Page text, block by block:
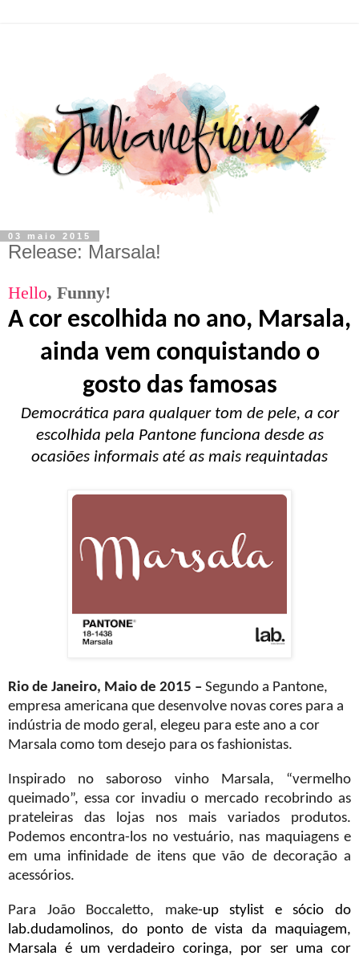
03 maio 2015
Release: Marsala!
Hello, Funny!
A cor escolhida no ano, Marsala,
ainda vem conquistando o
gosto das famosas
Democrática para qualquer tom de pele, a cor
escolhida pela Pantone funciona desde as
ocasiões informais até as mais requintadas
Rio de Janeiro, Maio de 2015 – Segundo a Pantone,
empresa americana que desenvolve novas cores para a
indústria de modo geral, elegeu para este ano a cor
Marsala como tom desejo para os fashionistas.
Inspirado no saboroso vinho Marsala, “vermelho
queimado”, essa cor invadiu o mercado recobrindo as
prateleiras das lojas nos mais variados produtos.
Podemos encontra-los no vestuário, nas maquiagens e
em uma infinidade de itens que vão de decoração a
acessórios.
Para João Boccaletto, make-up stylist e sócio do
lab.dudamolinos, do ponto de vista da maquiagem,
Marsala é um verdadeiro coringa, por ser uma cor